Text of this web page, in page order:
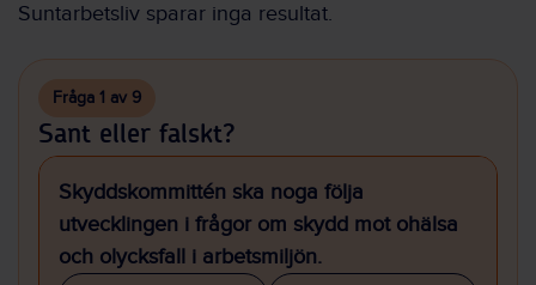
Suntarbetsliv sparar inga resultat.
Fråga 1 av 9
Sant eller falskt?
Skyddskommittén ska noga följa
utvecklingen i frågor om skydd mot ohälsa
och olycksfall i arbetsmiljön.